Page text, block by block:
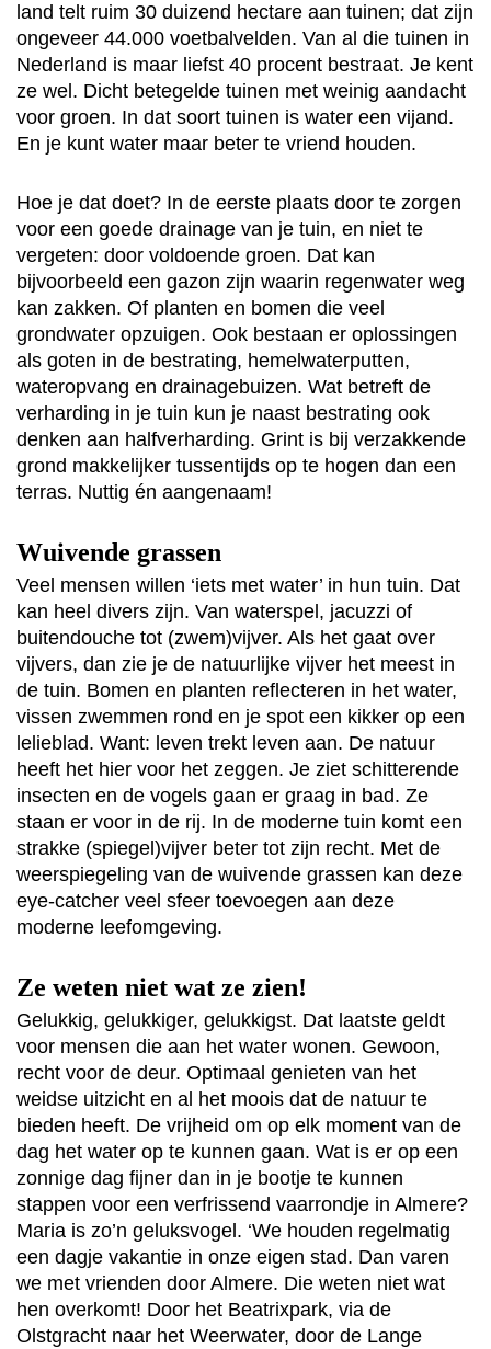
land telt ruim 30 duizend hectare aan tuinen; dat zijn
ongeveer 44.000 voetbalvelden. Van al die tuinen in
Nederland is maar liefst 40 procent bestraat. Je kent
ze wel. Dicht betegelde tuinen met weinig aandacht
voor groen. In dat soort tuinen is water een vijand.
En je kunt water maar beter te vriend houden.
Hoe je dat doet? In de eerste plaats door te zorgen
voor een goede drainage van je tuin, en niet te
vergeten: door voldoende groen. Dat kan
bijvoorbeeld een gazon zijn waarin regenwater weg
kan zakken. Of planten en bomen die veel
grondwater opzuigen. Ook bestaan er oplossingen
als goten in de bestrating, hemelwaterputten,
wateropvang en drainagebuizen. Wat betreft de
verharding in je tuin kun je naast bestrating ook
denken aan halfverharding. Grint is bij verzakkende
grond makkelijker tussentijds op te hogen dan een
terras. Nuttig én aangenaam!
Wuivende grassen
Veel mensen willen ‘iets met water’ in hun tuin. Dat
kan heel divers zijn. Van waterspel, jacuzzi of
buitendouche tot (zwem)vijver. Als het gaat over
vijvers, dan zie je de natuurlijke vijver het meest in
de tuin. Bomen en planten reflecteren in het water,
vissen zwemmen rond en je spot een kikker op een
lelieblad. Want: leven trekt leven aan. De natuur
heeft het hier voor het zeggen. Je ziet schitterende
insecten en de vogels gaan er graag in bad. Ze
staan er voor in de rij. In de moderne tuin komt een
strakke (spiegel)vijver beter tot zijn recht. Met de
weerspiegeling van de wuivende grassen kan deze
eye-catcher veel sfeer toevoegen aan deze
moderne leefomgeving.
Ze weten niet wat ze zien!
Gelukkig, gelukkiger, gelukkigst. Dat laatste geldt
voor mensen die aan het water wonen. Gewoon,
recht voor de deur. Optimaal genieten van het
weidse uitzicht en al het moois dat de natuur te
bieden heeft. De vrijheid om op elk moment van de
dag het water op te kunnen gaan. Wat is er op een
zonnige dag fijner dan in je bootje te kunnen
stappen voor een verfrissend vaarrondje in Almere?
Maria is zo’n geluksvogel. ‘We houden regelmatig
een dagje vakantie in onze eigen stad. Dan varen
we met vrienden door Almere. Die weten niet wat
hen overkomt! Door het Beatrixpark, via de
Olstgracht naar het Weerwater, door de Lange